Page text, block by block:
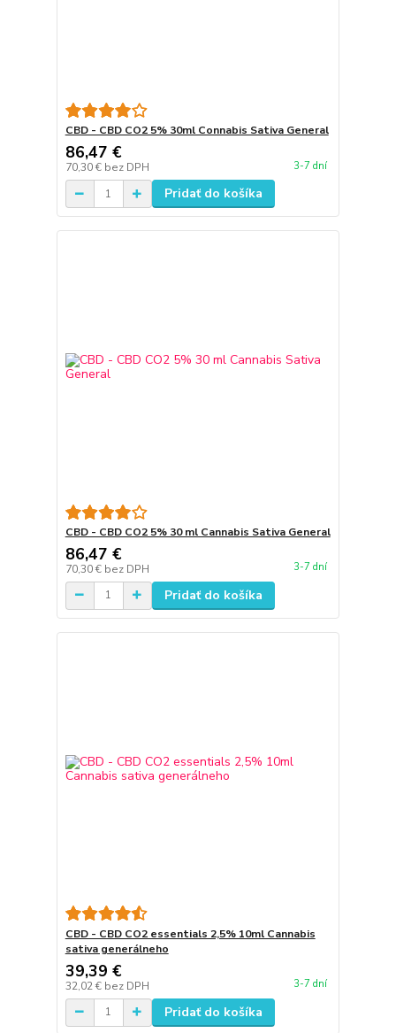
CBD - CBD CO2 5% 30ml Connabis Sativa General
86,47 €
70,30 € bez DPH 3-7 dní
Pridať do košíka
CBD - CBD CO2 5% 30 ml Cannabis Sativa General
86,47 €
70,30 € bez DPH 3-7 dní
Pridať do košíka
CBD - CBD CO2 essentials 2,5% 10ml Cannabis
sativa generálneho
39,39 €
32,02 € bez DPH 3-7 dní
Pridať do košíka